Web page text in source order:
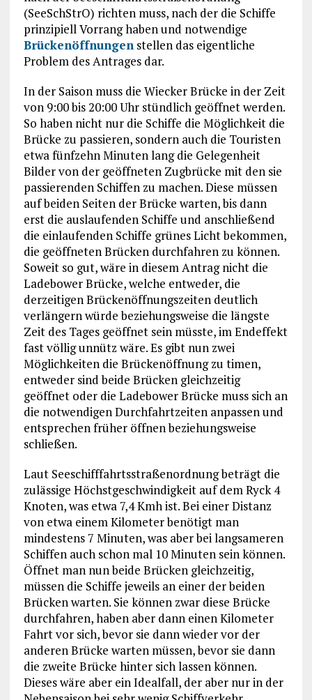
(SeeSchStrO) richten muss, nach der die Schiffe
prinzipiell Vorrang haben und notwendige
Brückenöffnungen stellen das eigentliche
Problem des Antrages dar.
In der Saison muss die Wiecker Brücke in der Zeit
von 9:00 bis 20:00 Uhr stündlich geöffnet werden.
So haben nicht nur die Schiffe die Möglichkeit die
Brücke zu passieren, sondern auch die Touristen
etwa fünfzehn Minuten lang die Gelegenheit
Bilder von der geöffneten Zugbrücke mit den sie
passierenden Schiffen zu machen. Diese müssen
auf beiden Seiten der Brücke warten, bis dann
erst die auslaufenden Schiffe und anschließend
die einlaufenden Schiffe grünes Licht bekommen,
die geöffneten Brücken durchfahren zu können.
Soweit so gut, wäre in diesem Antrag nicht die
Ladebower Brücke, welche entweder, die
derzeitigen Brückenöffnungszeiten deutlich
verlängern würde beziehungsweise die längste
Zeit des Tages geöffnet sein müsste, im Endeffekt
fast völlig unnütz wäre. Es gibt nun zwei
Möglichkeiten die Brückenöffnung zu timen,
entweder sind beide Brücken gleichzeitig
geöffnet oder die Ladebower Brücke muss sich an
die notwendigen Durchfahrtzeiten anpassen und
entsprechen früher öffnen beziehungsweise
schließen.
Laut Seeschifffahrtsstraßenordnung beträgt die
zulässige Höchstgeschwindigkeit auf dem Ryck 4
Knoten, was etwa 7,4 Kmh ist. Bei einer Distanz
von etwa einem Kilometer benötigt man
mindestens 7 Minuten, was aber bei langsameren
Schiffen auch schon mal 10 Minuten sein können.
Öffnet man nun beide Brücken gleichzeitig,
müssen die Schiffe jeweils an einer der beiden
Brücken warten. Sie können zwar diese Brücke
durchfahren, haben aber dann einen Kilometer
Fahrt vor sich, bevor sie dann wieder vor der
anderen Brücke warten müssen, bevor sie dann
die zweite Brücke hinter sich lassen können.
Dieses wäre aber ein Idealfall, der aber nur in der